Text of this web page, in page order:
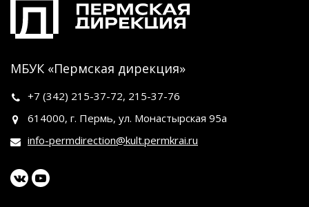
МБУК «Пермская дирекция»
+7 (342) 215-37-72, 215-37-76
614000, г. Пермь, ул. Монастырская 95а
info-permdirection@kult.permkrai.ru